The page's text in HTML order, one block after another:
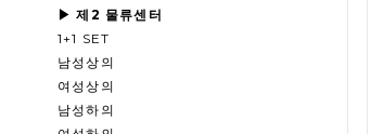
▶ 제2 물류센터
1+1 SET
남성상의
여성상의
남성하의